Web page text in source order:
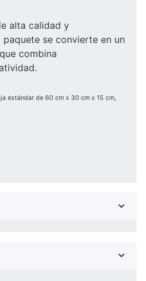
alta calidad y
paquete se convierte en un
combina
estándar de 60 cm x 30 cm x 15 cm,